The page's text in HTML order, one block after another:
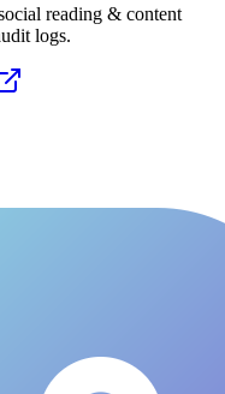
reading & content
logs.